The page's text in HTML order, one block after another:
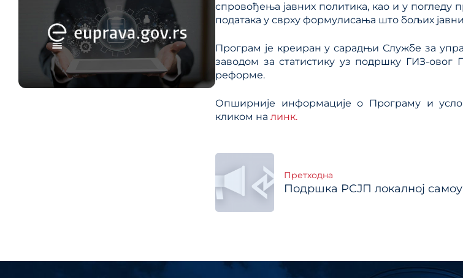
спровођења јавних политика, као и у
података у сврху формулисања што бољих
Програм је креиран у сарадњи Службе за
заводом за статистику уз подршку ГИЗ-
реформе.
Опширније информације о Програму и
кликом на линк.
Кретање
чланка
Претходна
Подршка РСЈП локалној